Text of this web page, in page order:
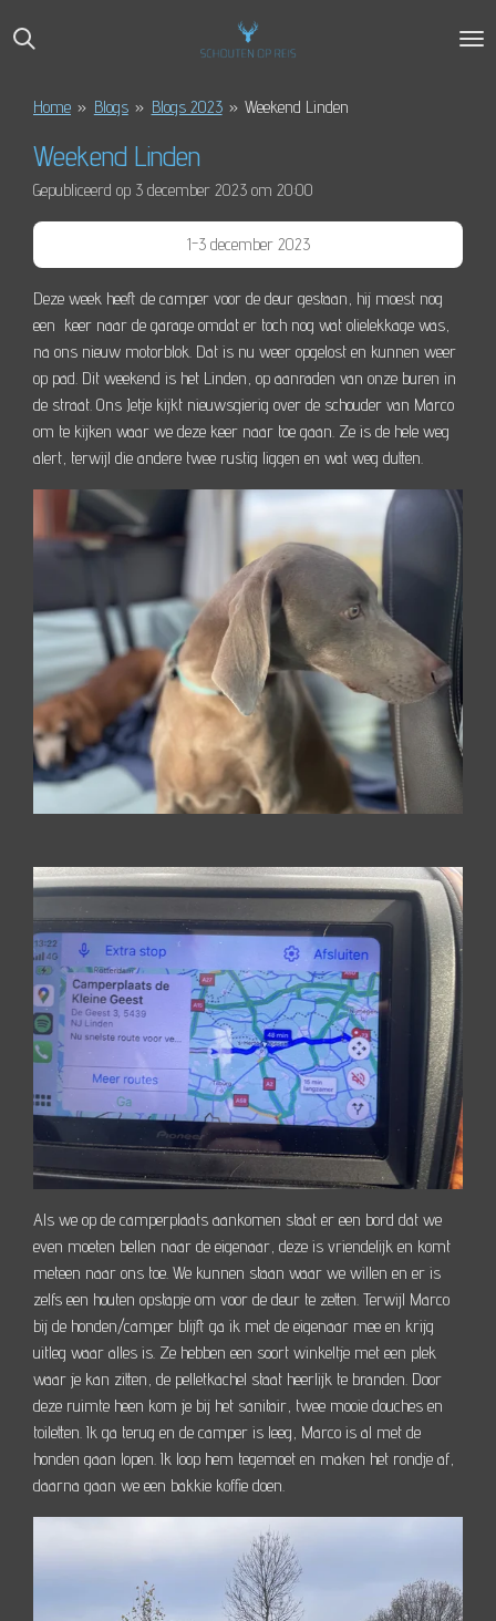
direct
Home » Blogs » Blogs 2023 » Weekend Linden
Weekend Linden
Gepubliceerd op 3 december 2023 om 20:00
1-3 december 2023
Deze week heeft de camper voor de deur gestaan, hij moest nog
een keer naar de garage omdat er toch nog wat olielekkage was,
na ons nieuw motorblok. Dat is nu weer opgelost en kunnen weer
op pad. Dit weekend is het Linden, op aanraden van onze buren in
de straat. Ons Jetje kijkt nieuwsgierig over de schouder van Marco
om te kijken waar we deze keer naar toe gaan. Ze is de hele weg
alert, terwijl die andere twee rustig liggen en wat weg dutten.
Als we op de camperplaats aankomen staat er een bord dat we
even moeten bellen naar de eigenaar, deze is vriendelijk en komt
meteen naar ons toe. We kunnen staan waar we willen en er is
zelfs een houten opstapje om voor de deur te zetten. Terwijl Marco
bij de honden/camper blijft ga ik met de eigenaar mee en krijg
uitleg waar alles is. Ze hebben een soort winkeltje met een plek
waar je kan zitten, de pelletkachel staat heerlijk te branden. Door
deze ruimte heen kom je bij het sanitair, twee mooie douches en
toiletten. Ik ga terug en de camper is leeg, Marco is al met de
honden gaan lopen. Ik loop hem tegemoet en maken het rondje af,
daarna gaan we een bakkie koffie doen.